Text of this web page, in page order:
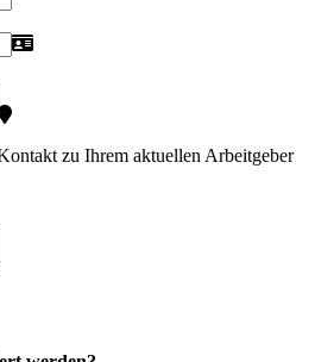
zu Ihrem aktuellen Arbeitgeber